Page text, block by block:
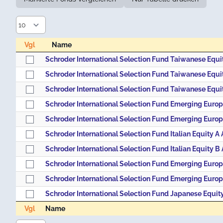
Vgl Name
Vgl
Name
Vgl Name
Vgl
Name